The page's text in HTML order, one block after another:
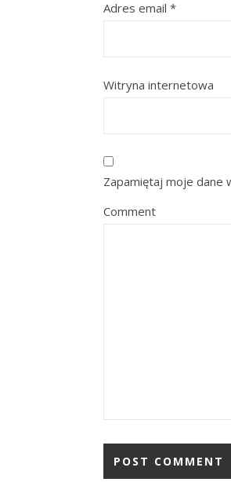
Adres email *
Witryna internetowa
Zapamiętaj moje dane
Comment